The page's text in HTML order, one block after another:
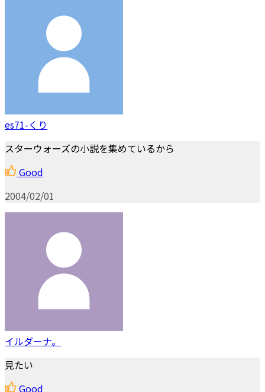
es71-くり
スターウォーズの小説を集めているから
Good
2004/02/01
イルダーナ。
見たい
Good